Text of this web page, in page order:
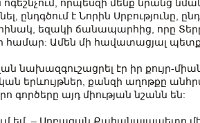
ոգեշնչում, որպեսզի մենք նրանց
ընդգծում է Նորին Սրբությունը,
եզակի ճանապարհից, որը
համար: Ամեն մի հավատացյալ
նախազգուշացրել էր իր քույր-
երևույթներ, քանզի աղոթքը
գործերը այդ միության նշանն են: